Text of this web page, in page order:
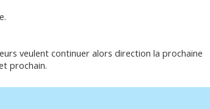
veulent continuer alors direction la prochaine
prochain.